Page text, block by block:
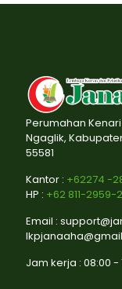
Perumahan Kenari
Ngaglik,
55581
Kantor : +62274 -
HP : +62 811-2959-
Email :
Jam kerja : 08:00 -